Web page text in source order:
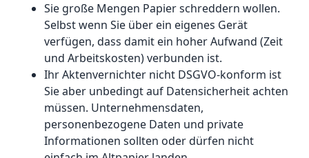
Sie große Mengen Papier schreddern wollen.
Selbst wenn Sie über ein eigenes Gerät
verfügen, dass damit ein hoher Aufwand (Zeit
und Arbeitskosten) verbunden ist.
Ihr Aktenvernichter nicht DSGVO-konform ist
Sie aber unbedingt auf Datensicherheit achten
müssen. Unternehmensdaten,
personenbezogene Daten und private
Informationen sollten oder dürfen nicht